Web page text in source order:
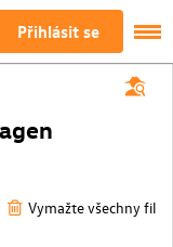
Přihlásit se
Vymažte všechny